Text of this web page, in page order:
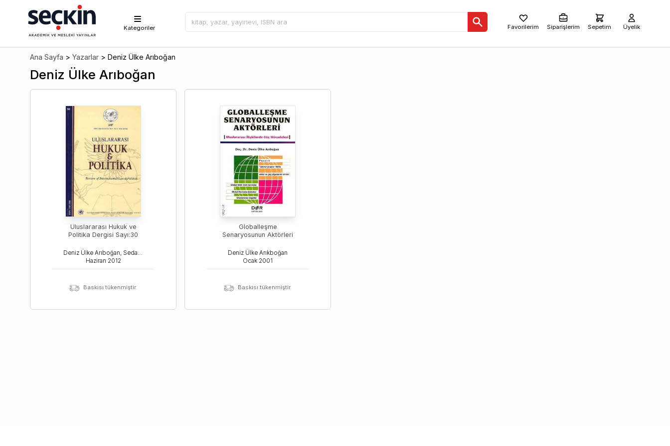
Kategoriler Favorilerim Siparişlerim Sepetim Üyelik
Ana Sayfa > Yazarlar > Deniz Ülke Arıboğan
Deniz Ülke Arıboğan
Uluslararası Hukuk ve
Politika Dergisi Sayı:30
Deniz Ülke Arıboğan, Sedat Laçiner, Ercüment Tezcan
Haziran 2012
Baskısı tükenmiştir.
Globalleşme
Senaryosunun Aktörleri
Deniz Ülke Arıkboğan
Ocak 2001
Baskısı tükenmiştir.